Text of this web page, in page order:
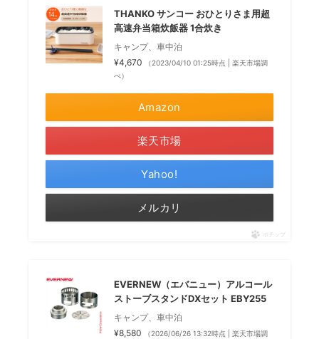
THANKO サンコー おひとりさま用超
高速弁当箱炊飯器 1合炊き
キャンプ、車中泊
¥4,670
（2023/04/10 01:25時点 | 楽天市場調
べ）
Amazon
楽天市場
Yahoo!
メルカリ
ポチップ
EVERNEW（エバニュー）アルコール
ストーブスタンドDXセット EBY255
キャンプ、車中泊
¥8,580
（2026/06/26 13:32時点 | 楽天市場調